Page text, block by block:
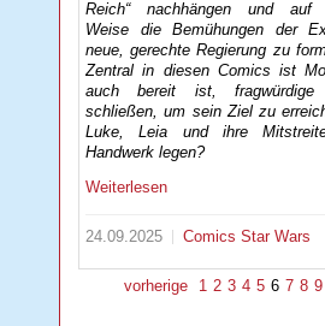
Reich“ nachhängen und auf
Weise die Bemühungen der
neue, gerechte Regierung zu
Zentral in diesen Comics ist
auch bereit ist, fragwürdige
schließen, um sein Ziel zu
Luke, Leia und ihre
Handwerk legen?
Weiterlesen
24.09.2025 ComicsStar Wars
vorherige 1 2 3 4 5 6 7 8 9